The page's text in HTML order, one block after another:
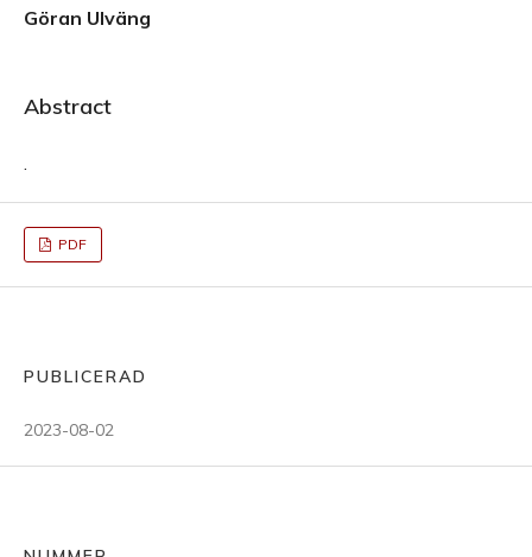
Göran Ulväng
Abstract
.
PDF
PUBLICERAD
2023-08-02